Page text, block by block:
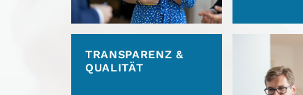
TRANSPARENZ &
QUALITÄT